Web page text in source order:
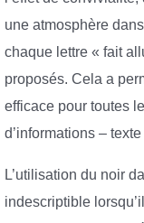
une atmosphère
chaque lettre « fait
proposés. Cela a
efficace pour toutes
d’informations –
L’utilisation du noir
indescriptible